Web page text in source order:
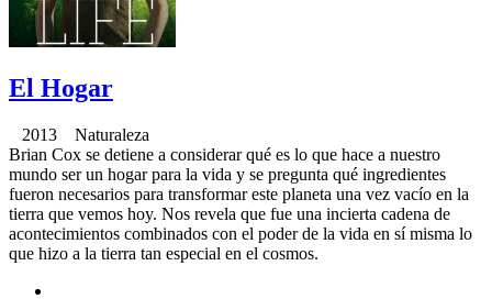
El Hogar
2013 Naturaleza
Brian Cox se detiene a considerar qué es lo que hace a nuestro
mundo ser un hogar para la vida y se pregunta qué ingredientes
fueron necesarios para transformar este planeta una vez vacío en la
tierra que vemos hoy. Nos revela que fue una incierta cadena de
acontecimientos combinados con el poder de la vida en sí misma lo
que hizo a la tierra tan especial en el cosmos.